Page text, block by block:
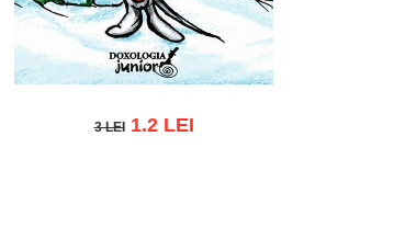
3 LEI
3 LEI1.2 LEI